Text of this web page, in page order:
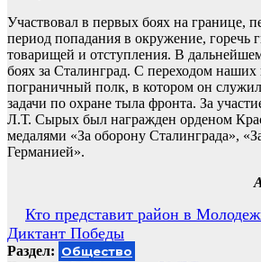
Участвовал в первых боях на границе,
период попадания в окружение, горечь
товарищей и отступления. В
боях за Сталинград. С переходом наших
пограничный полк, в котором он
задачи по охране тыла фронта. За
Л.Т. Сырых был награжден орденом
медалями «За оборону Сталинграда»,
Германией».
Навигация
по
Кто представит район в
Диктант Победы
Раздел: Общество